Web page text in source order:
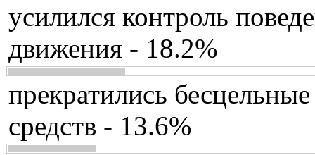
усилился контроль
движения - 18.2%
прекратились
средств - 13.6%